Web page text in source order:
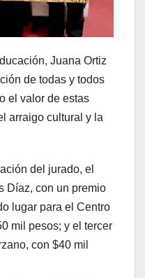
Juana Ortiz
de todas y todos
el valor de estas
arraigo cultural y la
del jurado, el
Díaz, con un premio
lugar para el Centro
mil pesos; y el tercer
con $40 mil